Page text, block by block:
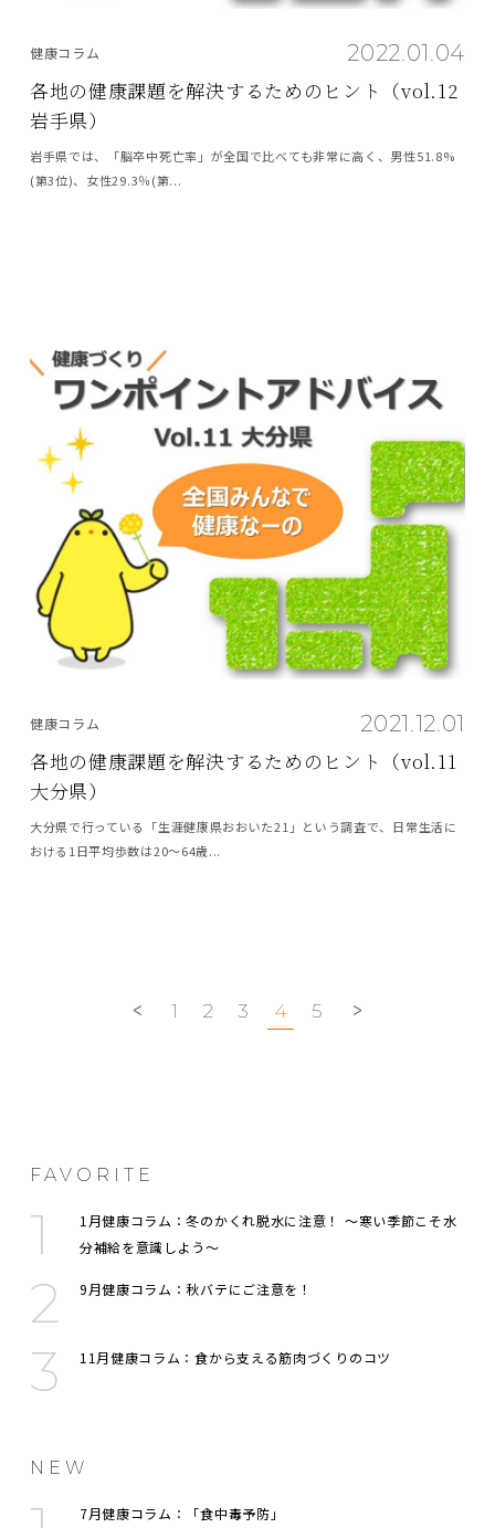
2022.01.04
健康コラム
各地の健康課題を解決するためのヒント（vol.12
岩手県）
岩手県では、「脳卒中死亡率」が全国で比べても非常に高く、男性51.8%
(第3位)、女性29.3％(第...
2021.12.01
健康コラム
各地の健康課題を解決するためのヒント（vol.11
大分県）
大分県で行っている「生涯健康県おおいた21」という調査で、日常生活に
おける1日平均歩数は20～64歳...
1 2 3 4 5
FAVORITE
1月健康コラム：冬のかくれ脱水に注意！ 〜寒い季節こそ水
分補給を意識しよう〜
9月健康コラム：秋バテにご注意を！
11月健康コラム：食から支える筋肉づくりのコツ
NEW
7月健康コラム：「食中毒予防」